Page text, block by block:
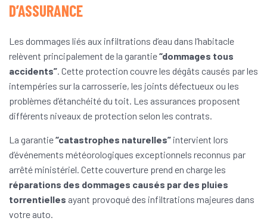
D’ASSURANCE
Les dommages liés aux infiltrations d’eau dans l’habitacle
relèvent principalement de la garantie“dommages tous
accidents” . Cette protection couvre les dégâts causés par les
intempéries sur la carrosserie, les joints défectueux ou les
problèmes d’étanchéité du toit. Les assurances proposent
différents niveaux de protection selon les contrats.
La garantie“catastrophes naturelles” intervient lors
d’événements météorologiques exceptionnels reconnus par
arrêté ministériel. Cette couverture prend en charge les
réparations des dommages causés par des pluies
torrentielles ayant provoqué des infiltrations majeures dans
votre auto.